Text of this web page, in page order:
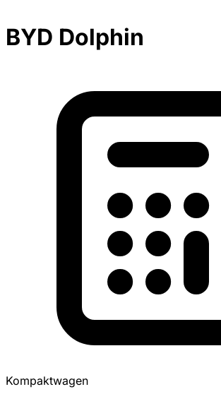
BYD Dolphin
Kompaktwagen